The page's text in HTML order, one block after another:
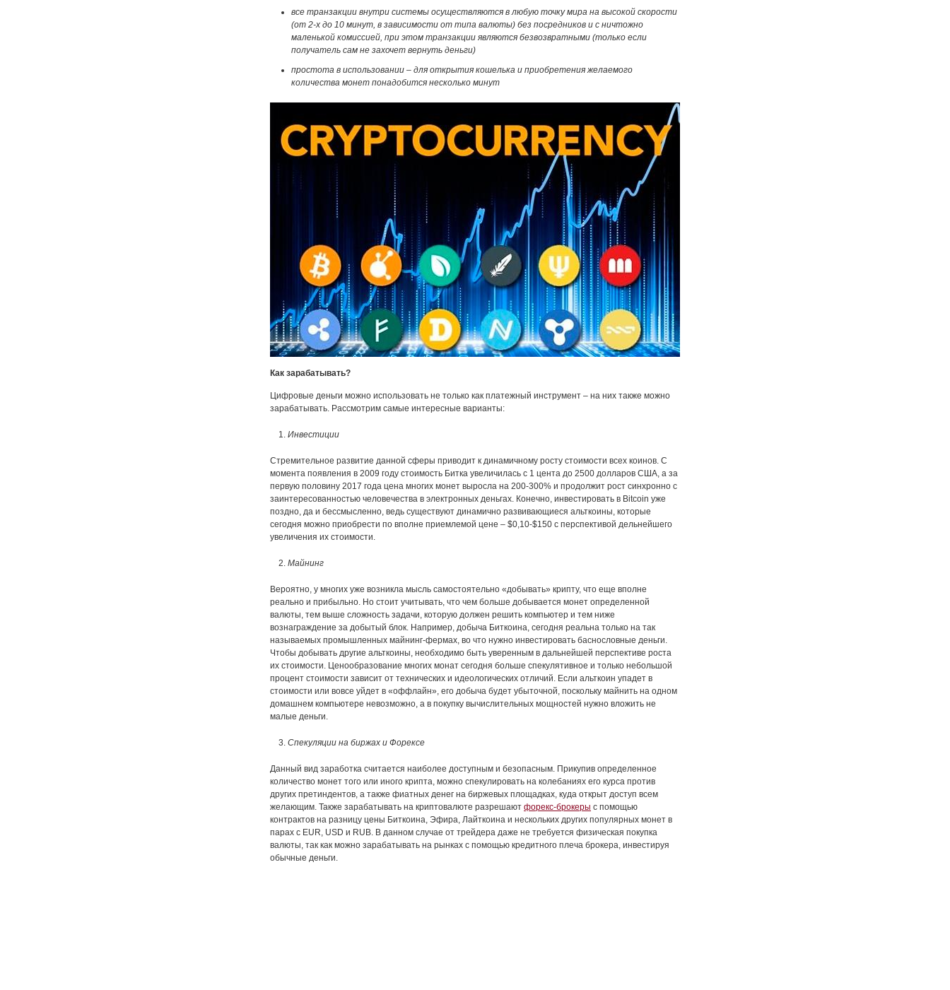
все транзакции внутри системы осуществляются в любую точку мира на высокой скорости
(от 2-х до 10 минут, в зависимости от типа валюты) без посредников и с ничтожно
маленькой комиссией, при этом транзакции являются безвозвратными (только если
получатель сам не захочет вернуть деньги)
простота в использовании – для открытия кошелька и приобретения желаемого
количества монет понадобится несколько минут
Как зарабатывать?
Цифровые деньги можно использовать не только как платежный инструмент – на них также можно
зарабатывать. Рассмотрим самые интересные варианты:
Инвестиции
Стремительное развитие данной сферы приводит к динамичному росту стоимости всех коинов. С
момента появления в 2009 году стоимость Битка увеличилась с 1 цента до 2500 долларов США, а за
первую половину 2017 года цена многих монет выросла на 200-300% и продолжит рост синхронно с
заинтересованностью человечества в электронных деньгах. Конечно, инвестировать в Bitcoin уже
поздно, да и бессмысленно, ведь существуют динамично развивающиеся альткоины, которые
сегодня можно приобрести по вполне приемлемой цене – $0,10-$150 с перспективой дельнейшего
увеличения их стоимости.
Майнинг
Вероятно, у многих уже возникла мысль самостоятельно «добывать» крипту, что еще вполне
реально и прибыльно. Но стоит учитывать, что чем больше добывается монет определенной
валюты, тем выше сложность задачи, которую должен решить компьютер и тем ниже
вознаграждение за добытый блок. Например, добыча Биткоина, сегодня реальна только на так
называемых промышленных майнинг-фермах, во что нужно инвестировать баснословные деньги.
Чтобы добывать другие альткоины, необходимо быть уверенным в дальнейшей перспективе роста
их стоимости. Ценообразование многих монат сегодня больше спекулятивное и только небольшой
процент стоимости зависит от технических и идеологических отличий. Если альткоин упадет в
стоимости или вовсе уйдет в «оффлайн», его добыча будет убыточной, поскольку майнить на одном
домашнем компьютере невозможно, а в покупку вычислительных мощностей нужно вложить не
малые деньги.
Спекуляции на биржах и Форексе
Данный вид заработка считается наиболее доступным и безопасным. Прикупив определенное
количество монет того или иного крипта, можно спекулировать на колебаниях его курса против
других претиндентов, а также фиатных денег на биржевых площадках, куда открыт доступ всем
желающим. Также зарабатывать на криптовалюте разрешают форекс-брокеры с помощью
контрактов на разницу цены Биткоина, Эфира, Лайткоина и нескольких других популярных монет в
парах с EUR, USD и RUB. В данном случае от трейдера даже не требуется физическая покупка
валюты, так как можно зарабатывать на рынках с помощью кредитного плеча брокера, инвестируя
обычные деньги.